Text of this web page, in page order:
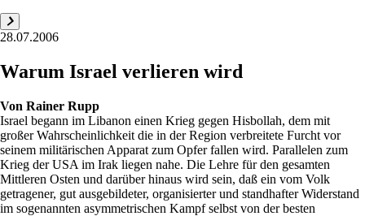
28.07.2006
Warum Israel verlieren wird
Von Rainer Rupp
Israel begann im Libanon einen Krieg gegen Hisbollah, dem mit
großer Wahrscheinlichkeit die in der Region verbreitete Furcht vor
seinem militärischen Apparat zum Opfer fallen wird. Parallelen zum
Krieg der USA im Irak liegen nahe. Die Lehre für den gesamten
Mittleren Osten und darüber hinaus wird sein, daß ein vom Volk
getragener, gut ausgebildeter, organisierter und standhafter Widerstand
im sogenannten asymmetrischen Kampf selbst von der besten